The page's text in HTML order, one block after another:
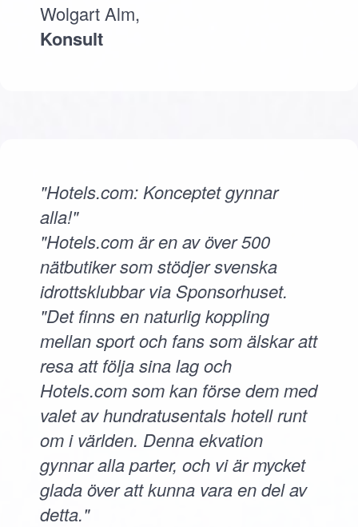
Wolgart Alm,
Konsult
"Hotels.com: Konceptet gynnar
alla!"
"Hotels.com är en av över 500
nätbutiker som stödjer svenska
idrottsklubbar via Sponsorhuset.
"Det finns en naturlig koppling
mellan sport och fans som älskar att
resa att följa sina lag och
Hotels.com som kan förse dem med
valet av hundratusentals hotell runt
om i världen. Denna ekvation
gynnar alla parter, och vi är mycket
glada över att kunna vara en del av
detta."